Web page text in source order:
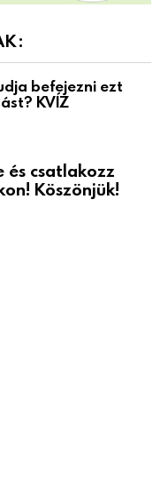
befejezni ezt
KVÍZ
és csatlakozz
Köszönjük!